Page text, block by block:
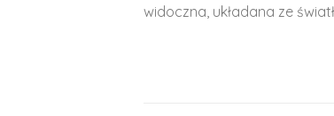
widoczna, układana ze